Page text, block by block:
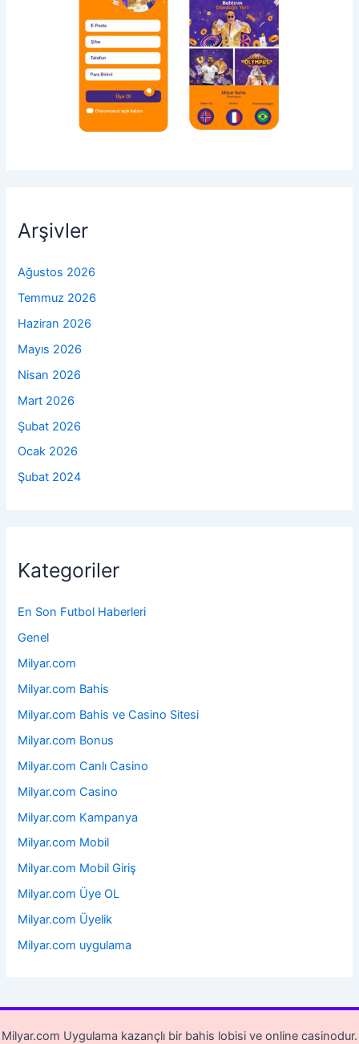
Arşivler
Ağustos 2026
Temmuz 2026
Haziran 2026
Mayıs 2026
Nisan 2026
Mart 2026
Şubat 2026
Ocak 2026
Şubat 2024
Kategoriler
En Son Futbol Haberleri
Genel
Milyar.com
Milyar.com Bahis
Milyar.com Bahis ve Casino Sitesi
Milyar.com Bonus
Milyar.com Canlı Casino
Milyar.com Casino
Milyar.com Kampanya
Milyar.com Mobil
Milyar.com Mobil Giriş
Milyar.com Üye OL
Milyar.com Üyelik
Milyar.com uygulama
Milyar.com Uygulama kazançlı bir bahis lobisi ve online casinodur.